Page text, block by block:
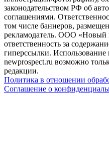
законодательством РФ об
соглашениями.
том числе баннеров,
рекламодатель. ООО «Новый
ответственность за
гиперссылки. Использование
newprospect.ru возможно
редакции.
Политика в отношении
Соглашение о